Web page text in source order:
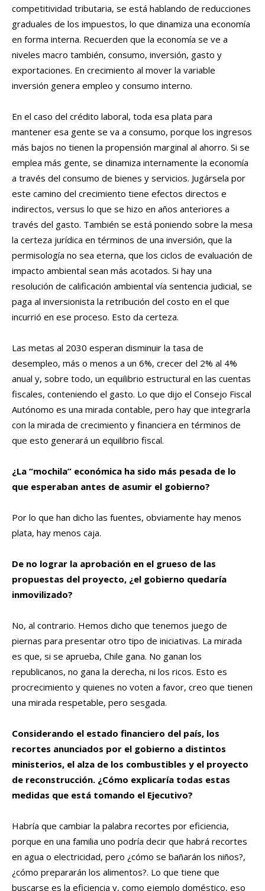
competitividad tributaria, se está hablando de reducciones
graduales de los impuestos, lo que dinamiza una economía
en forma interna. Recuerden que la economía se ve a
niveles macro también, consumo, inversión, gasto y
exportaciones. En crecimiento al mover la variable
inversión genera empleo y consumo interno.
En el caso del crédito laboral, toda esa plata para
mantener esa gente se va a consumo, porque los ingresos
más bajos no tienen la propensión marginal al ahorro. Si se
emplea más gente, se dinamiza internamente la economía
a través del consumo de bienes y servicios. Jugársela por
este camino del crecimiento tiene efectos directos e
indirectos, versus lo que se hizo en años anteriores a
través del gasto. También se está poniendo sobre la mesa
la certeza jurídica en términos de una inversión, que la
permisología no sea eterna, que los ciclos de evaluación de
impacto ambiental sean más acotados. Si hay una
resolución de calificación ambiental vía sentencia judicial, se
paga al inversionista la retribución del costo en el que
incurrió en ese proceso. Esto da certeza.
Las metas al 2030 esperan disminuir la tasa de
desempleo, más o menos a un 6%, crecer del 2% al 4%
anual y, sobre todo, un equilibrio estructural en las cuentas
fiscales, conteniendo el gasto. Lo que dijo el Consejo Fiscal
Autónomo es una mirada contable, pero hay que integrarla
con la mirada de crecimiento y financiera en términos de
que esto generará un equilibrio fiscal.
¿La “mochila” económica ha sido más pesada de lo
que esperaban antes de asumir el gobierno?
Por lo que han dicho las fuentes, obviamente hay menos
plata, hay menos caja.
De no lograr la aprobación en el grueso de las
propuestas del proyecto, ¿el gobierno quedaría
inmovilizado?
No, al contrario. Hemos dicho que tenemos juego de
piernas para presentar otro tipo de iniciativas. La mirada
es que, si se aprueba, Chile gana. No ganan los
republicanos, no gana la derecha, ni los ricos. Esto es
procrecimiento y quienes no voten a favor, creo que tienen
una mirada respetable, pero sesgada.
Considerando el estado financiero del país, los
recortes anunciados por el gobierno a distintos
ministerios, el alza de los combustibles y el proyecto
de reconstrucción. ¿Cómo explicaría todas estas
medidas que está tomando el Ejecutivo?
Habría que cambiar la palabra recortes por eficiencia,
porque en una familia uno podría decir que habrá recortes
en agua o electricidad, pero ¿cómo se bañarán los niños?,
¿cómo prepararán los alimentos?. Lo que tiene que
buscarse es la eficiencia y, como ejemplo doméstico, eso